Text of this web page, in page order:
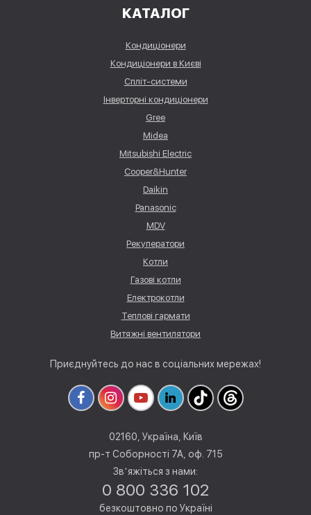
КАТАЛОГ
Кондиціонери
Кондиціонери в Києві
Спліт-системи
Інверторні кондиціонери
Gree
Midea
Mitsubishi Electric
Cooper&Hunter
Daikin
Panasonic
MDV
Рекуператори
Котли
Газові котли
Електрокотли
Теплові гармати
Витяжні вентилятори
Приєднуйтесь до нас в соціальних мережах!
02160, Україна, Київ
пр-т Соборності 7А, оф. 715
Звʼяжіться з нами:
0 800 336 102
безкоштовно по Україні